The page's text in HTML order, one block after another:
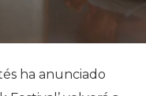
ha anunciado